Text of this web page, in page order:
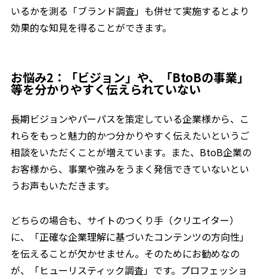
いるかを測る「ブランド調査」も併せて実施するとより
効果的な知見を得ることができます。
お悩み2：「ビジョン」や、「BtoBの事業」
等を分かりやすく伝えられていない
長期ビジョンやパーパスを策定している企業様から、こ
れらをもっと魅力的かつ分かりやすく伝えたいというご
相談をいただくことが増えています。また、BtoB企業の
お客様から、事業や強みをうまく発信できていないとい
うお声もいただきます。
どちらの場合も、サイトのつくり手（クリエイター）
に、「正確な企業理解に基づいたコンテンツの方向性」
を伝えることが欠かせません。そのためにお勧めなの
が、「ヒューリスティック調査」です。プロフェッショ